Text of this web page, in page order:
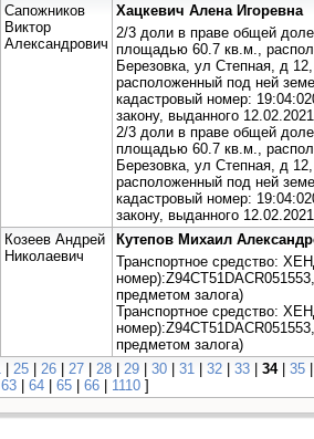
Сапожников
Виктор
Александрович
Хацкевич Алена Игоревна
2/3 доли в праве общей
площадью 60.7 кв.м.,
Березовка, ул Степная, д
расположенный под ней
кадастровый номер:
закону, выданного 12.02.2021
2/3 доли в праве общей
площадью 60.7 кв.м.,
Березовка, ул Степная, д
расположенный под ней
кадастровый номер:
закону, выданного 12.02.2021
Козеев Андрей
Николаевич
Кутепов Михаил
Транспортное средство:
предметом залога)
Транспортное средство:
предметом залога)
| 25 | 26 | 27 | 28 | 29 | 30 | 31 | 32 | 33 | 34| 35 |
63 | 64 | 65 | 66 | 1110 ]